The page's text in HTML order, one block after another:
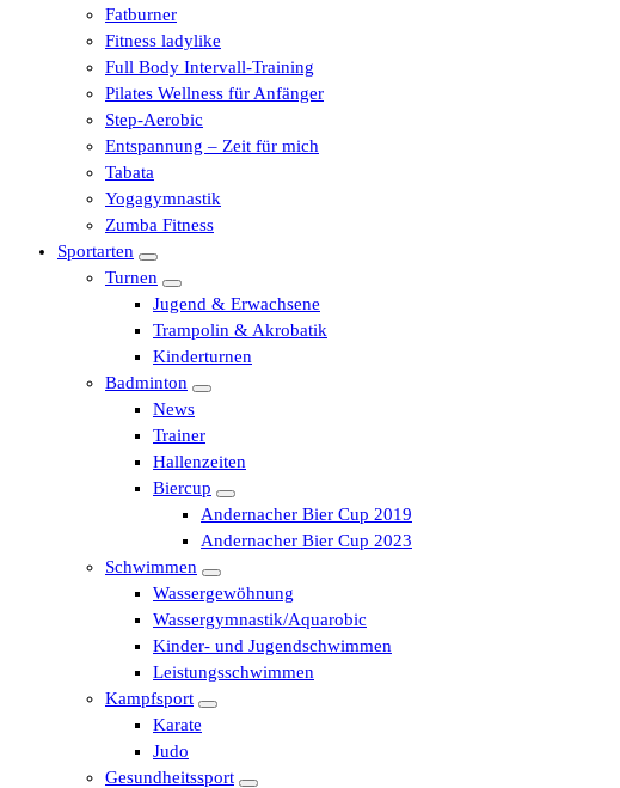
Fatburner
Fitness ladylike
Full Body Intervall-Training
Pilates Wellness für Anfänger
Step-Aerobic
Entspannung – Zeit für mich
Tabata
Yogagymnastik
Zumba Fitness
Sportarten
Turnen
Jugend & Erwachsene
Trampolin & Akrobatik
Kinderturnen
Badminton
News
Trainer
Hallenzeiten
Biercup
Andernacher Bier Cup 2019
Andernacher Bier Cup 2023
Schwimmen
Wassergewöhnung
Wassergymnastik/Aquarobic
Kinder- und Jugendschwimmen
Leistungsschwimmen
Kampfsport
Karate
Judo
Gesundheitssport